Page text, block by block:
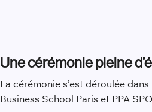
Une cérémonie pleine
La cérémonie s’est déroulée
Business School Paris et PPA